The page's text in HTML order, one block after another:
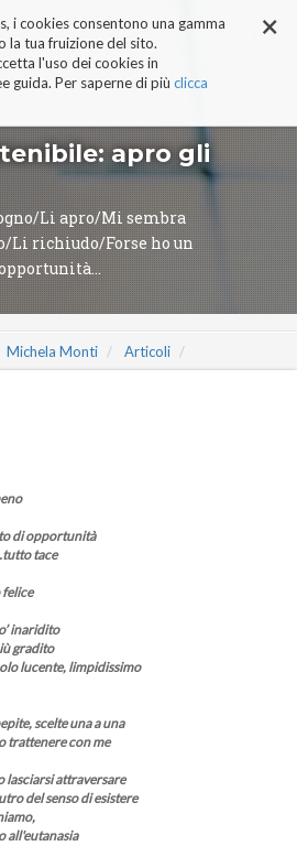
×
i cookies consentono una gamma
la tua fruizione del sito.
l'uso dei cookies in
guida. Per saperne di più clicca
apro gli
Li apro/Mi sembra
Li richiudo/Forse ho un
Michela Monti Articoli
di opportunità
tace
felice
inaridito
gradito
lucente, limpidissimo
scelte una a una
trattenere con me
lasciarsi attraversare
del senso di esistere
all'eutanasia